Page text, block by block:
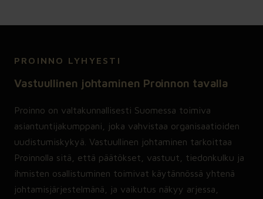
PROINNO LYHYESTI
Vastuullinen johtaminen Proinnon tavalla
Proinno on valtakunnallisesti Suomessa toimiva
asiantuntijakumppani, joka vahvistaa organisaatioiden
uudistumiskykyä. Vastuullinen johtaminen tarkoittaa
Proinnolla sitä, että päätökset, vastuut, tiedonkulku ja
ihmisten osallistuminen toimivat käytännössä yhtenä
johtamisjärjestelmänä, ja vaikutus näkyy arjessa,